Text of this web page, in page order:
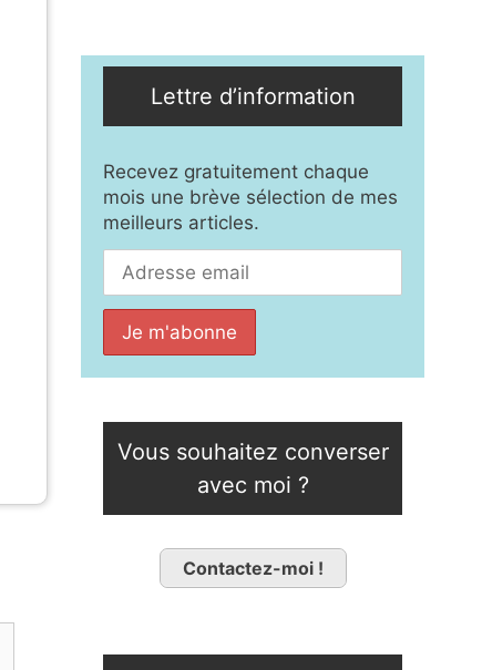
Lettre d’information
Recevez gratuitement chaque
mois une brève sélection de mes
meilleurs articles.
Vous souhaitez converser
avec moi ?
Contactez-moi !